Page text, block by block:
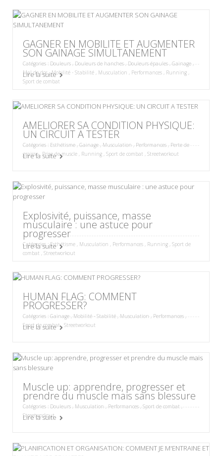
GAGNER EN MOBILITE ET AUGMENTER
SON GAINAGE SIMULTANEMENT
Catégories : Douleurs , Douleurs de hanches,Douleurs épaules,Gainage,
Mal de dos,Mobilité - Stabilité Musculation Performances Running
Sport de combat
Lire la suite
AMELIORER SA CONDITION PHYSIQUE:
UN CIRCUIT A TESTER
Catégories : Esthétisme,Gainage,Musculation, Performances, Perte de
graisse, Prise de muscle Running Sport de combat Streetworkout
Lire la suite
Explosivité, puissance, masse
musculaire : une astuce pour
progresser
Catégories :Esthétisme Musculation Performances Running Sport de
combat
Streetworkout
Lire la suite
HUMAN FLAG: COMMENT
PROGRESSER?
Catégories : Gainage,Mobilité - Stabilité,Musculation, Performances,
Sport de combat, Streetworkout
Lire la suite
Muscle up: apprendre, progresser et
prendre du muscle mais sans blessure
Catégories : Douleurs , Musculation,Performances,Sport de combat ,
Streetworkout
Lire la suite